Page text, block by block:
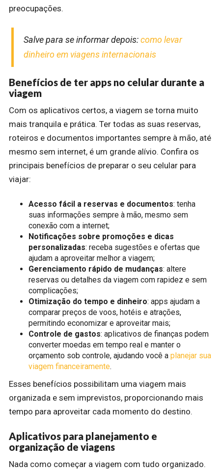
preocupações.
Salve para se informar depois:como levar
dinheiro em viagens internacionais
Benefícios de ter apps no celular durante a
viagem
Com os aplicativos certos, a viagem se torna muito
mais tranquila e prática. Ter todas as suas reservas,
roteiros e documentos importantes sempre à mão, até
mesmo sem internet, é um grande alívio. Confira os
principais benefícios de preparar o seu celular para
viajar:
Acesso fácil a reservas e documentos: tenha
suas informações sempre à mão, mesmo sem
conexão com a internet;
Notificações sobre promoções e dicas
personalizadas: receba sugestões e ofertas que
ajudam a aproveitar melhor a viagem;
Gerenciamento rápido de mudanças: altere
reservas ou detalhes da viagem com rapidez e sem
complicações;
Otimização do tempo e dinheiro: apps ajudam a
comparar preços de voos, hotéis e atrações,
permitindo economizar e aproveitar mais;
Controle de gastos: aplicativos de finanças podem
converter moedas em tempo real e manter o
orçamento sob controle, ajudando você a planejar sua
viagem financeiramente.
Esses benefícios possibilitam uma viagem mais
organizada e sem imprevistos, proporcionando mais
tempo para aproveitar cada momento do destino.
Aplicativos para planejamento e
organização de viagens
Nada como começar a viagem com tudo organizado.